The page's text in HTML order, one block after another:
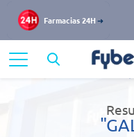
Farmacias 24H
Resultados de